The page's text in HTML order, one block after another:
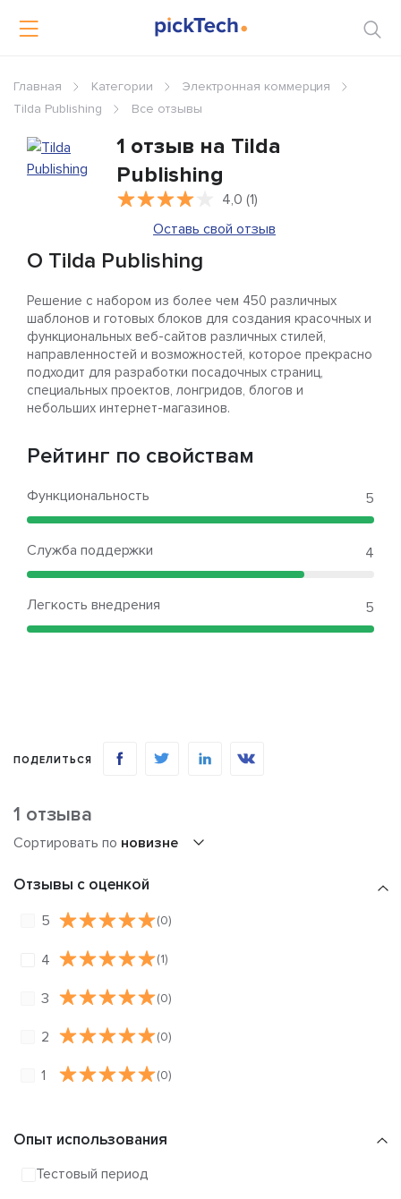
Главная Категории
Электронная коммерция
Tilda Publishing
Все отзывы
1 отзыв на Tilda
Publishing
4,0 (1)
Оставь свой отзыв
О Tilda Publishing
Решение с набором из более чем 450 различных
шаблонов и готовых блоков для создания красочных и
функциональных веб-сайтов различных стилей,
направленностей и возможностей, которое прекрасно
подходит для разработки посадочных страниц,
специальных проектов, лонгридов, блогов и
небольших интернет-магазинов.
Рейтинг по свойствам
Функциональность 5
Служба поддержки 4
Легкость внедрения 5
ПОДЕЛИТЬСЯ
1 отзыва
Сортировать по новизне
Отзывы с оценкой
5 (0)
4 (1)
3 (0)
2 (0)
1 (0)
Опыт использования
Тестовый период